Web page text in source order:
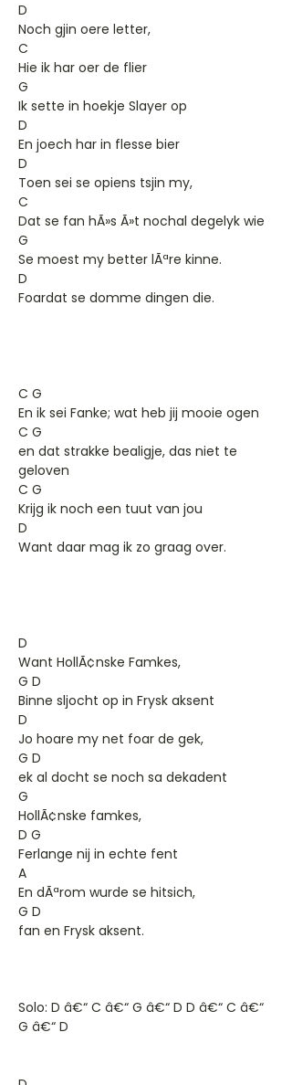
D
Noch gjin oere letter,
C
Hie ik har oer de flier
G
Ik sette in hoekje Slayer op
D
En joech har in flesse bier
D
Toen sei se opiens tsjin my,
C
Dat se fan hÃ»s Ã»t nochal degelyk wie
G
Se moest my better lÃªre kinne.
D
Foardat se domme dingen die.
C G
En ik sei Fanke; wat heb jij mooie ogen
C G
en dat strakke bealigje, das niet te
geloven
C G
Krijg ik noch een tuut van jou
D
Want daar mag ik zo graag over.
D
Want HollÃ¢nske Famkes,
G D
Binne sljocht op in Frysk aksent
D
Jo hoare my net foar de gek,
G D
ek al docht se noch sa dekadent
G
HollÃ¢nske famkes,
D G
Ferlange nij in echte fent
A
En dÃªrom wurde se hitsich,
G D
fan en Frysk aksent.
Solo: D â€“ C â€“ G â€“ D D â€“ C â€“
G â€“ D